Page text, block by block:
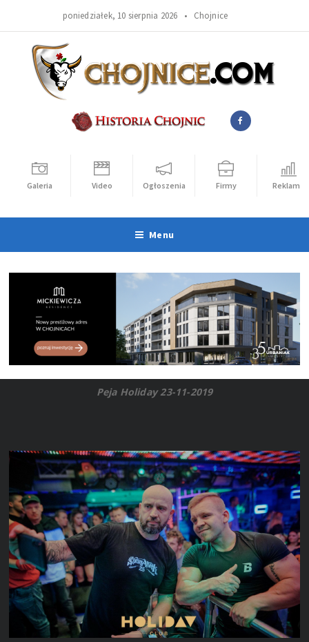
poniedziałek, 10 sierpnia 2026 • Chojnice
Galeria Video Ogłoszenia Firmy Reklama
Menu
Peja Holiday 23-11-2019